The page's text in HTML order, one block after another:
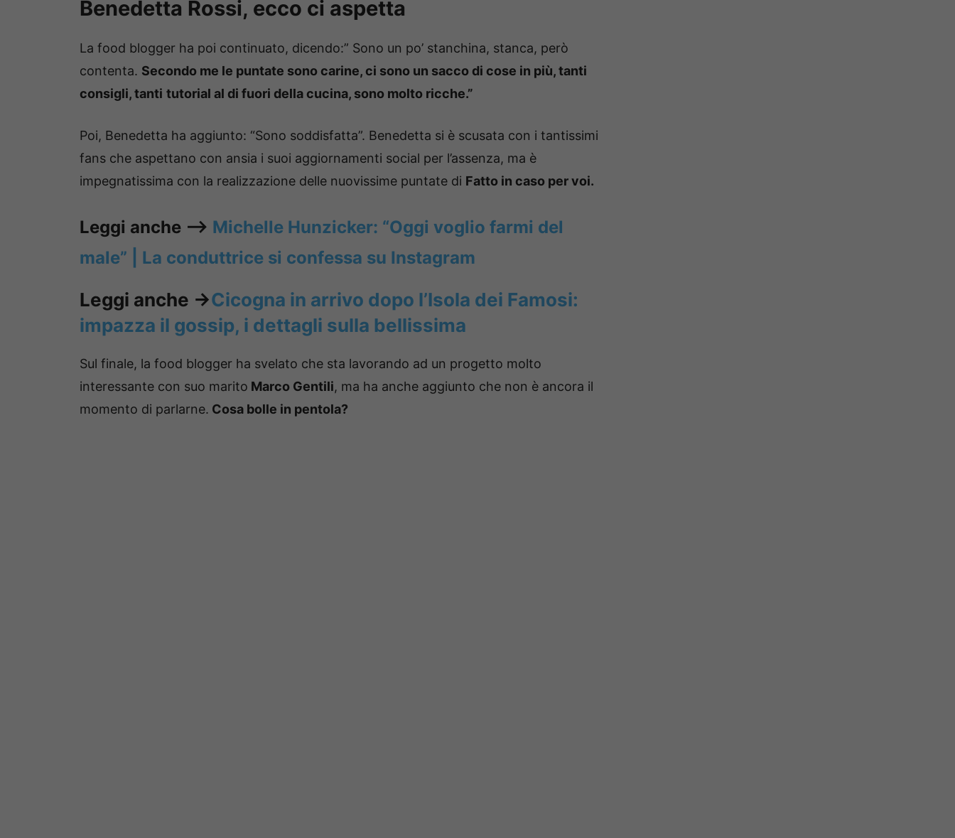
Benedetta Rossi, ecco ci aspetta
La food blogger ha poi continuato, dicendo:” Sono un po’ stanchina, stanca, però
contenta. Secondo me le puntate sono carine, ci sono un sacco di cose in più, tanti
consigli, tanti tutorial al di fuori della cucina, sono molto ricche.”
Poi, Benedetta ha aggiunto: “Sono soddisfatta”. Benedetta si è scusata con i tantissimi
fans che aspettano con ansia i suoi aggiornamenti social per l’assenza, ma è
impegnatissima con la realizzazione delle nuovissime puntate di Fatto in caso per voi.
Leggi anche —-> Michelle Hunzicker: “Oggi voglio farmi del
male” | La conduttrice si confessa su Instagram
Leggi anche ->Cicogna in arrivo dopo l’Isola dei Famosi:
impazza il gossip, i dettagli sulla bellissima
Sul finale, la food blogger ha svelato che sta lavorando ad un progetto molto
interessante con suo marito Marco Gentili, ma ha anche aggiunto che non è ancora il
momento di parlarne. Cosa bolle in pentola?